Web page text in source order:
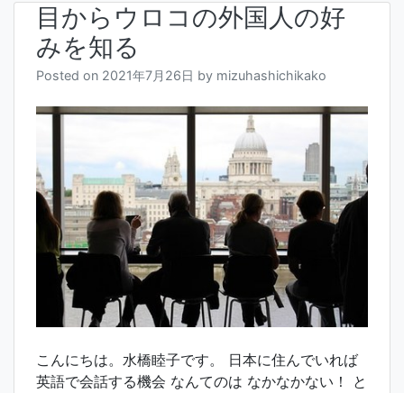
目からウロコの外国人の好
みを知る
Posted on 2021年7月26日 by mizuhashichikako
こんにちは。水橋睦子です。 日本に住んでいれば
英語で会話する機会 なんてのは なかなかない！ と